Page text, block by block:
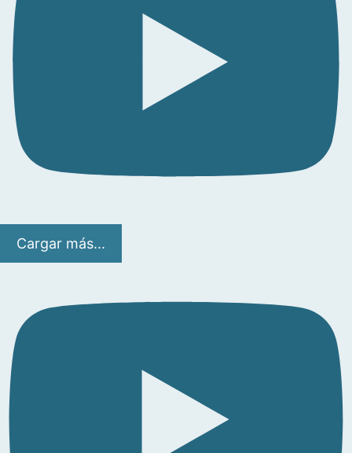
Cargar más...